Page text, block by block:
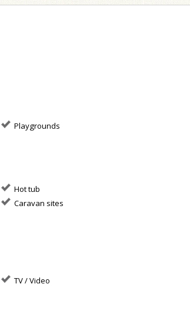
Playgrounds
Hot tub
Caravan sites
TV / Video